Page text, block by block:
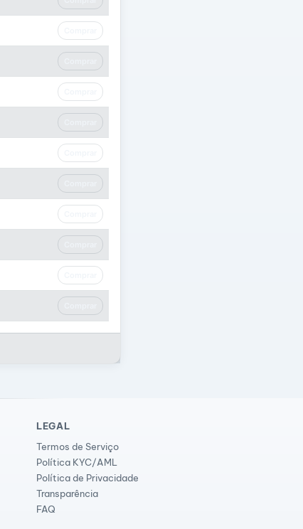
LEGAL
Termos de Serviço
Política KYC/AML
Política de Privacidade
Transparência
FAQ